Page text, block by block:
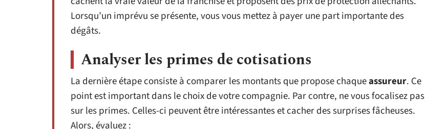
Lorsqu’un imprévu se présente, vous vous mettez à payer une part importante des
dégâts.
Analyser les primes de cotisations
La dernière étape consiste à comparer les montants que propose chaqueassureur. Ce
point est important dans le choix de votre compagnie. Par contre, ne vous focalisez pas
sur les primes. Celles-ci peuvent être intéressantes et cacher des surprises fâcheuses.
Alors, évaluez :